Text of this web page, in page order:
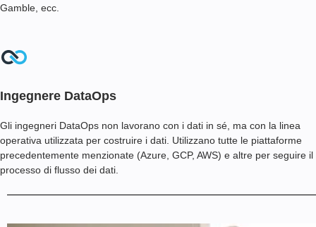
Gamble, ecc.
Ingegnere DataOps
Gli ingegneri DataOps non lavorano con i dati in sé, ma con la linea
operativa utilizzata per costruire i dati. Utilizzano tutte le piattaforme
precedentemente menzionate (Azure, GCP, AWS) e altre per seguire il
processo di flusso dei dati.